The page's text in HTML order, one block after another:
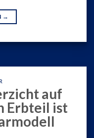
→
auf
Erbteil ist